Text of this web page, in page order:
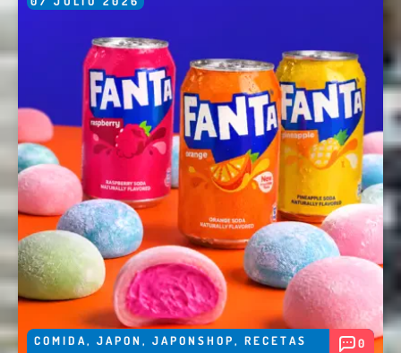
COMIDA, JAPON , JAPONSHOP, RECETAS 0